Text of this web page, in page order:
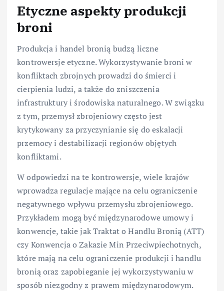
Etyczne aspekty produkcji
broni
Produkcja i handel bronią budzą liczne
kontrowersje etyczne. Wykorzystywanie broni w
konfliktach zbrojnych prowadzi do śmierci i
cierpienia ludzi, a także do zniszczenia
infrastruktury i środowiska naturalnego. W związku
z tym, przemysł zbrojeniowy często jest
krytykowany za przyczynianie się do eskalacji
przemocy i destabilizacji regionów objętych
konfliktami.
W odpowiedzi na te kontrowersje, wiele krajów
wprowadza regulacje mające na celu ograniczenie
negatywnego wpływu przemysłu zbrojeniowego.
Przykładem mogą być międzynarodowe umowy i
konwencje, takie jak Traktat o Handlu Bronią (ATT)
czy Konwencja o Zakazie Min Przeciwpiechotnych,
które mają na celu ograniczenie produkcji i handlu
bronią oraz zapobieganie jej wykorzystywaniu w
sposób niezgodny z prawem międzynarodowym.